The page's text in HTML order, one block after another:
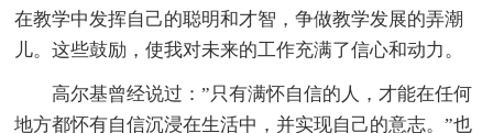
在教学中发挥自己的聪明和才智，争做教学发展的弄潮
儿。这些鼓励，使我对未来的工作充满了信心和动力。
高尔基曾经说过：”只有满怀自信的人，才能在任何
地方都怀有自信沉浸在生活中，并实现自己的意志。”也